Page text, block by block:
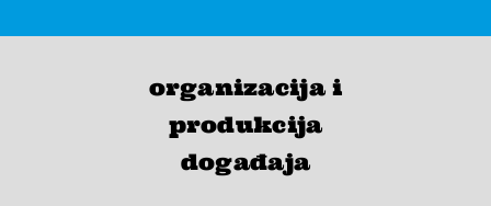
organizacija i
produkcija
događaja